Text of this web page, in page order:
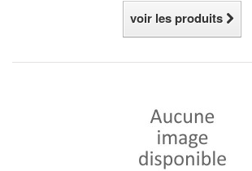
voir les produits